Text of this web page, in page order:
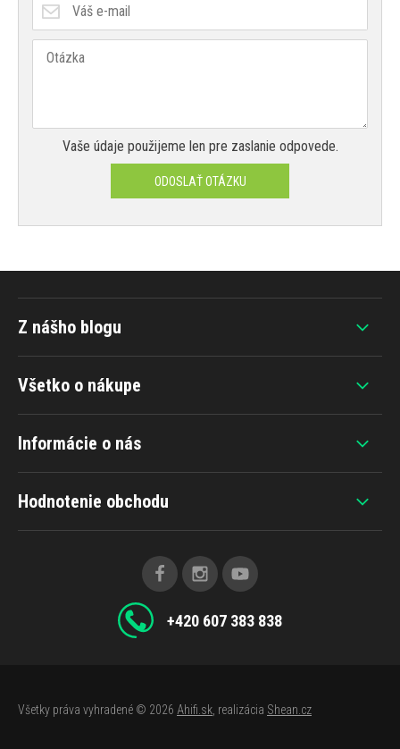
Vaše údaje použijeme len pre zaslanie odpovede.
ODOSLAŤ OTÁZKU
Všetko o nákupe
Informácie o nás
Hodnotenie obchodu
+420 607 383 838
Z nášho blogu
Všetky práva vyhradené © 2026 Ahifi.sk, realizácia Shean.cz